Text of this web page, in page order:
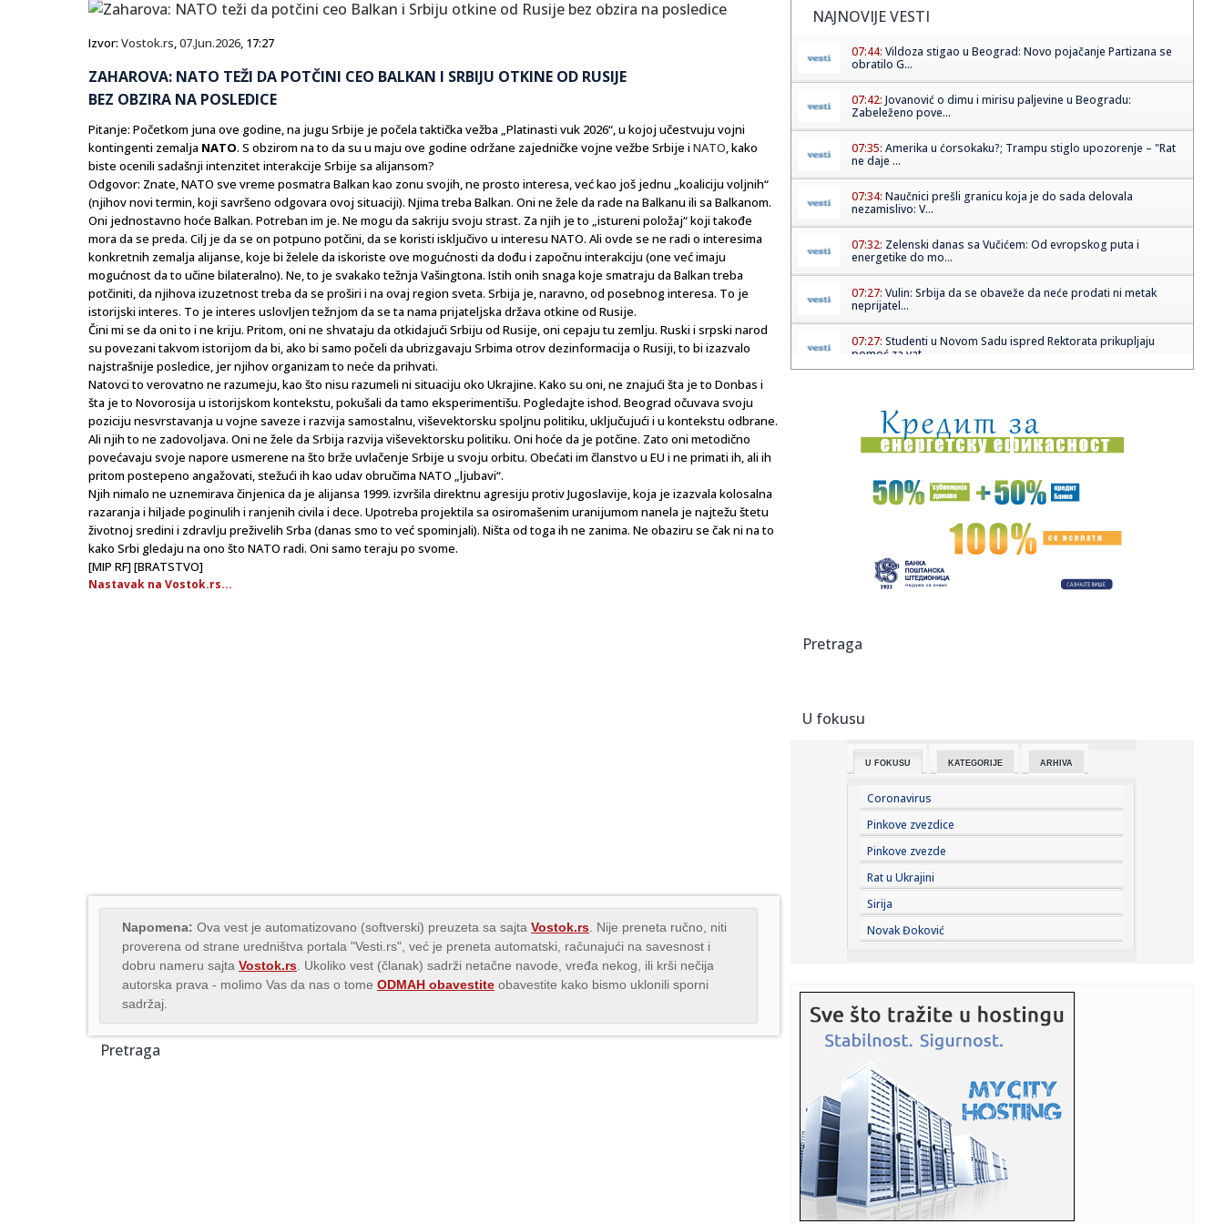
Izvor: Vostok.rs,07.Jun.2026, 17:27
ZAHAROVA: NATO TEŽI DA POTČINI CEO BALKAN I SRBIJU OTKINE OD RUSIJE
BEZ OBZIRA NA POSLEDICE
Pitanje: Početkom juna ove godine, na jugu Srbije je počela taktička vežba „Platinasti vuk 2026“, u kojoj učestvuju vojni
kontingenti zemalja NATO. S obzirom na to da su u maju ove godine održane zajedničke vojne vežbe Srbije i NATO, kako
biste ocenili sadašnji intenzitet interakcije Srbije sa alijansom?
Odgovor: Znate, NATO sve vreme posmatra Balkan kao zonu svojih, ne prosto interesa, već kao još jednu „koaliciju voljnih“
(njihov novi termin, koji savršeno odgovara ovoj situaciji). Njima treba Balkan. Oni ne žele da rade na Balkanu ili sa Balkanom.
Oni jednostavno hoće Balkan. Potreban im je. Ne mogu da sakriju svoju strast. Za njih je to „istureni položaj“ koji takođe
mora da se preda. Cilj je da se on potpuno potčini, da se koristi isključivo u interesu NATO. Ali ovde se ne radi o interesima
konkretnih zemalja alijanse, koje bi želele da iskoriste ove mogućnosti da dođu i započnu interakciju (one već imaju
mogućnost da to učine bilateralno). Ne, to je svakako težnja Vašingtona. Istih onih snaga koje smatraju da Balkan treba
potčiniti, da njihova izuzetnost treba da se proširi i na ovaj region sveta. Srbija je, naravno, od posebnog interesa. To je
istorijski interes. To je interes uslovljen težnjom da se ta nama prijateljska država otkine od Rusije.
Čini mi se da oni to i ne kriju. Pritom, oni ne shvataju da otkidajući Srbiju od Rusije, oni cepaju tu zemlju. Ruski i srpski narod
su povezani takvom istorijom da bi, ako bi samo počeli da ubrizgavaju Srbima otrov dezinformacija o Rusiji, to bi izazvalo
najstrašnije posledice, jer njihov organizam to neće da prihvati.
Natovci to verovatno ne razumeju, kao što nisu razumeli ni situaciju oko Ukrajine. Kako su oni, ne znajući šta je to Donbas i
šta je to Novorosija u istorijskom kontekstu, pokušali da tamo eksperimentišu. Pogledajte ishod. Beograd očuvava svoju
poziciju nesvrstavanja u vojne saveze i razvija samostalnu, viševektorsku spoljnu politiku, uključujući i u kontekstu odbrane.
Ali njih to ne zadovoljava. Oni ne žele da Srbija razvija viševektorsku politiku. Oni hoće da je potčine. Zato oni metodično
povećavaju svoje napore usmerene na što brže uvlačenje Srbije u svoju orbitu. Obećati im članstvo u EU i ne primati ih, ali ih
pritom postepeno angažovati, stežući ih kao udav obručima NATO „ljubavi“.
Njih nimalo ne uznemirava činjenica da je alijansa 1999. izvršila direktnu agresiju protiv Jugoslavije, koja je izazvala kolosalna
razaranja i hiljade poginulih i ranjenih civila i dece. Upotreba projektila sa osiromašenim uranijumom nanela je najtežu štetu
životnoj sredini i zdravlju preživelih Srba (danas smo to već spominjali). Ništa od toga ih ne zanima. Ne obaziru se čak ni na to
kako Srbi gledaju na ono što NATO radi. Oni samo teraju po svome.
[MIP RF] [BRATSTVO]
Nastavak na Vostok.rs...
Napomena: Ova vest je automatizovano (softverski) preuzeta sa sajta Vostok.rs . Nije preneta ručno, niti
proverena od strane uredništva portala "Vesti.rs", već je preneta automatski, računajući na savesnost i
dobru nameru sajta Vostok.rs . Ukoliko vest (članak) sadrži netačne navode, vređa nekog, ili krši nečija
autorska prava - molimo Vas da nas o tome ODMAH obavestite obavestite kako bismo uklonili sporni
sadržaj.
Pretraga
NAJNOVIJE VESTI
07:44: Vildoza stigao u Beograd: Novo pojačanje Partizana se
obratilo G...
07:42: Jovanović o dimu i mirisu paljevine u Beogradu:
Zabeleženo pove...
07:35: Amerika u ćorsokaku?; Trampu stiglo upozorenje – "Rat
ne daje ...
07:34: Naučnici prešli granicu koja je do sada delovala
nezamislivo: V...
07:32: Zelenski danas sa Vučićem: Od evropskog puta i
energetike do mo...
07:27: Vulin: Srbija da se obaveže da neće prodati ni metak
neprijatel...
07:27: Studenti u Novom Sadu ispred Rektorata prikupljaju
pomoć za vat...
07:24:Pokvarila se klima u iznajmljenom stanu: Ko plaća
majstora, a ka...
07:22:Vrućina ne popušta: Srbija sledeće nedelje na udaru
temperatur...
Cirkus se nastavlja: UEFA isplatila bivšu ljubavnicu Đanija
07:15:Policija prijavila učenike iz Mrkonjić Grada Tužilaštvu u
2026.
07:12:
07:09:
Susret Vučića i Zelenskog: Ovo je program posete, evo
07:05:Други августовски викенд стиже у ...
07:06:Nizak vodostaj Dunava kod Budimpešte otkrio ostatke
nemačkih vo...
07:02:Audi je u poslednjem trenutku odustao od kontroverznih
ručki na ...
07:00: Američko-iranski rat i “slabosti” nosača aviona
06:50:
06:37:Vreli dani tek stižu: Danas do 36 stepeni, a naredne
nedelje pak...
05:53:Letnji program Grada Pančeva na Platou Kulturnog centra
Pančeva
05:05:Рецепт дана: Права летња торта
Pretraga
U fokusu
U FOKUSU KATEGORIJE ARHIVA
Coronavirus
Pinkove zvezdice
Pinkove zvezde
Rat u Ukrajini
Sirija
Novak Đoković